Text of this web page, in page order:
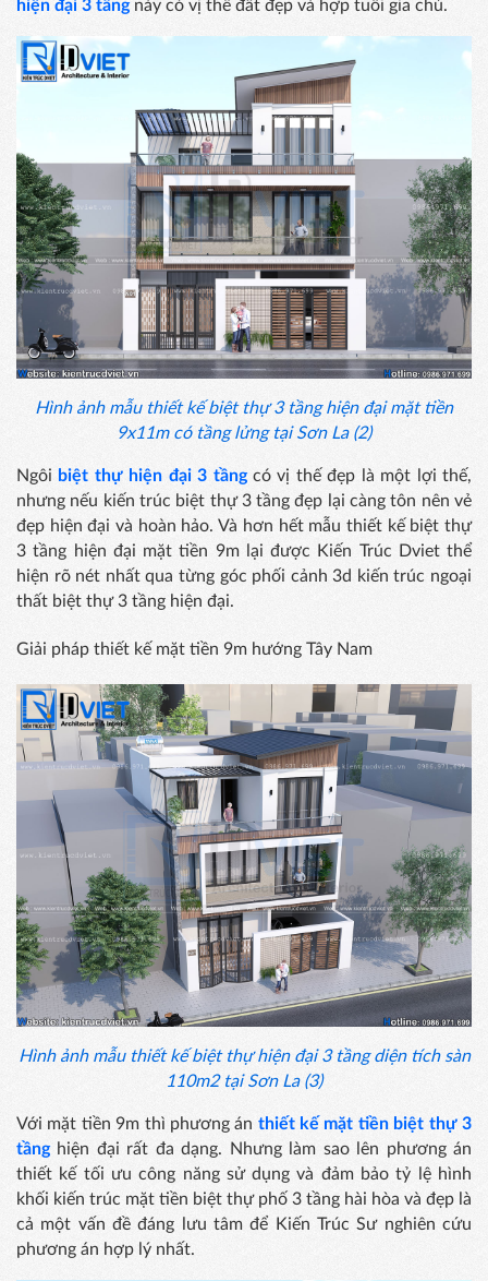
hiện đại 3 tầngnày có vị thế đất đẹp và hợp tuổi gia chủ.
Hình ảnh mẫu thiết kế biệt thự 3 tầng hiện đại mặt tiền
9x11m có tầng lửng tại Sơn La (2)
Ngôi biệt thự hiện đại 3 tầngcó vị thế đẹp là một lợi thế,
nhưng nếu kiến trúc biệt thự 3 tầng đẹp lại càng tôn nên vẻ
đẹp hiện đại và hoàn hảo. Và hơn hết mẫu thiết kế biệt thự
3 tầng hiện đại mặt tiền 9m lại được Kiến Trúc Dviet thể
hiện rõ nét nhất qua từng góc phối cảnh 3d kiến trúc ngoại
thất biệt thự 3 tầng hiện đại.
Giải pháp thiết kế mặt tiền 9m hướng Tây Nam
Hình ảnh mẫu thiết kế biệt thự hiện đại 3 tầng diện tích sàn
110m2 tại Sơn La (3)
Với mặt tiền 9m thì phương án thiết kế mặt tiền biệt thự 3
tầnghiện đại rất đa dạng. Nhưng làm sao lên phương án
thiết kế tối ưu công năng sử dụng và đảm bảo tỷ lệ hình
khối kiến trúc mặt tiền biệt thự phố 3 tầng hài hòa và đẹp là
cả một vấn đề đáng lưu tâm để Kiến Trúc Sư nghiên cứu
phương án hợp lý nhất.